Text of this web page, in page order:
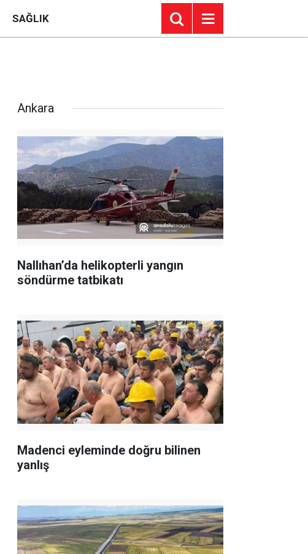
SAĞLIK
Ankara
Nallıhan’da helikopterli yangın
söndürme tatbikatı
Madenci eyleminde doğru bilinen
yanlış